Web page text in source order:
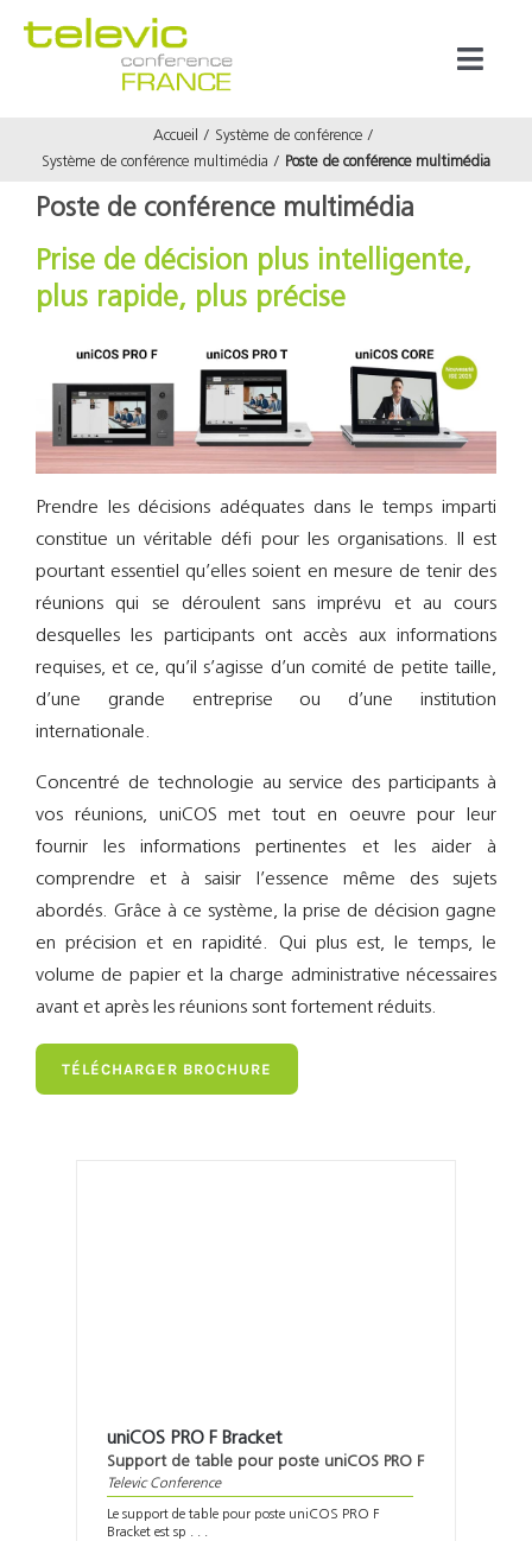
Produits
À propos
Support
Accueil
Système de conférence
Système de conférence multimédia
Poste de conférence multimédia
Poste de conférence multimédia
Prise de décision plus intelligente,
plus rapide, plus précise
Prendre les décisions adéquates dans le temps imparti
constitue un véritable défi pour les organisations. Il est
pourtant essentiel qu’elles soient en mesure de tenir des
réunions qui se déroulent sans imprévu et au cours
desquelles les participants ont accès aux informations
requises, et ce, qu’il s’agisse d’un comité de petite taille,
d’une grande entreprise ou d’une institution
internationale.
Concentré de technologie au service des participants à
vos réunions, uniCOS met tout en oeuvre pour leur
fournir les informations pertinentes et les aider à
comprendre et à saisir l’essence même des sujets
abordés. Grâce à ce système, la prise de décision gagne
en précision et en rapidité. Qui plus est, le temps, le
volume de papier et la charge administrative nécessaires
avant et après les réunions sont fortement réduits.
TÉLÉCHARGER BROCHURE
uniCOS PRO F Bracket
Support de table pour poste uniCOS PRO F
Televic Conference
Le support de table pour poste uniCOS PRO F
Bracket est sp . . .